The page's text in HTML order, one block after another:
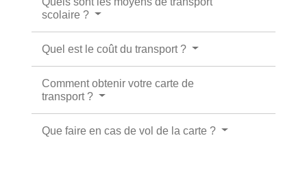
scolaire ?
Quel est le coût du transport ?
Comment obtenir votre carte de
transport ?
Que faire en cas de vol de la carte ?